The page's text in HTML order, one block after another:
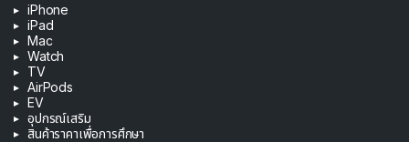
iPhone
iPad
Mac
Watch
TV
AirPods
EV
อุปกรณ์เสริม
สินค้าราคาเพื่อการศึกษา